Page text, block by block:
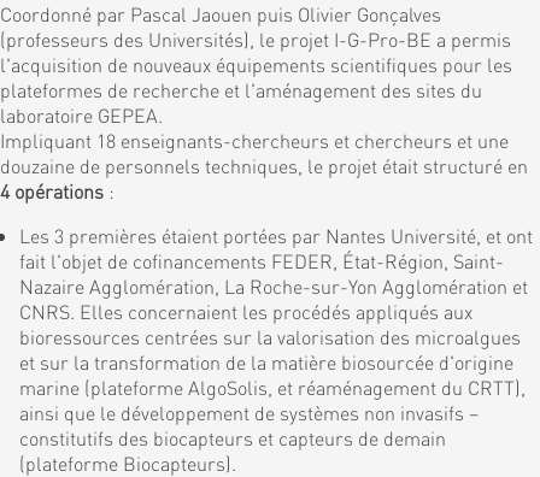
Coordonné par Pascal Jaouen puis Olivier Gonçalves
(professeurs des Universités), le projet I-G-Pro-BE a permis
l'acquisition de nouveaux équipements scientifiques pour les
plateformes de recherche et l'aménagement des sites du
laboratoire GEPEA.
Impliquant 18 enseignants-chercheurs et chercheurs et une
douzaine de personnels techniques, le projet était structuré en
4 opérations :
Les 3 premières étaient portées par Nantes Université, et ont
fait l'objet de cofinancements FEDER, État-Région, Saint-
Nazaire Agglomération, La Roche-sur-Yon Agglomération et
CNRS. Elles concernaient les procédés appliqués aux
bioressources centrées sur la valorisation des microalgues
et sur la transformation de la matière biosourcée d'origine
marine (plateforme AlgoSolis, et réaménagement du CRTT),
ainsi que le développement de systèmes non invasifs –
constitutifs des biocapteurs et capteurs de demain
(plateforme Biocapteurs).